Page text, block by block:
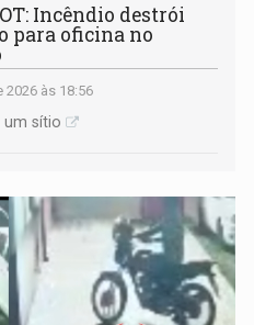
Incêndio destrói
para oficina no
às 18:56
um sítio